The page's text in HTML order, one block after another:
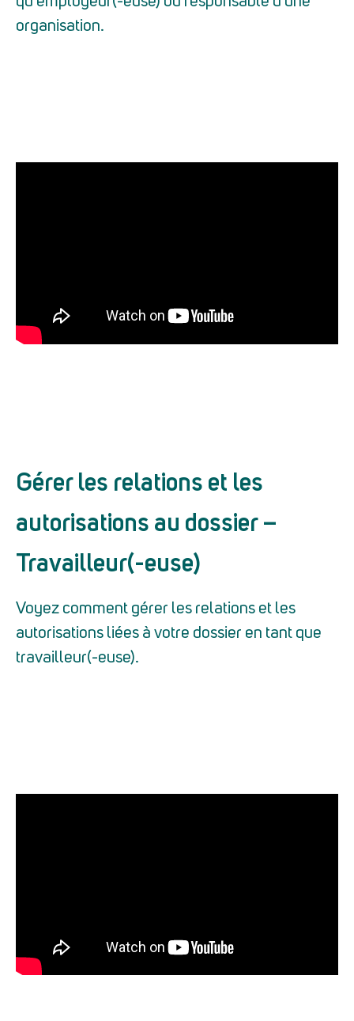
organisation.
Gérer les relations et les
autorisations au dossier –
Travailleur(-euse)
Voyez comment gérer les relations et les
autorisations liées à votre dossier en tant que
travailleur(-euse).